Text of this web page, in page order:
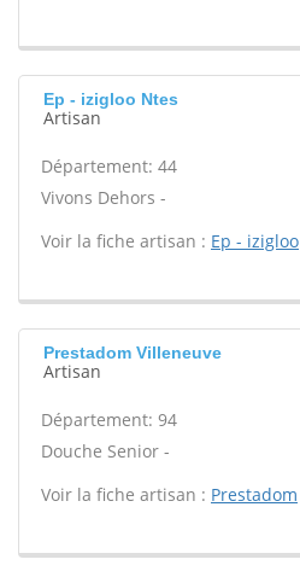
Ep - izigloo Ntes
Artisan
Département: 44
Vivons Dehors -
Voir la fiche artisan : Ep - izigloo
Prestadom Villeneuve
Artisan
Département: 94
Douche Senior -
Voir la fiche artisan : Prestadom